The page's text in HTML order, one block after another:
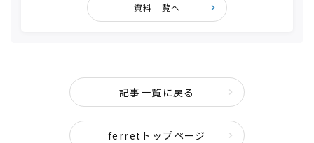
資料一覧へ
記事一覧に戻る
ferretトップページ